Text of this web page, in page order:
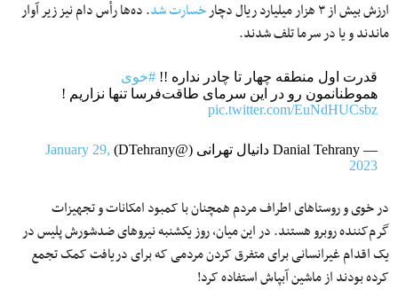
ارزش بیش از ۳ هزار میلیارد ریال دچار خسارت شد. ده‌ها رأس دام نیز زیر آوار
ماندند و یا در سرما تلف شدند.
قدرت اول منطقه چهار تا چادر نداره !! #خوی
هموطنانمون رو در این سرمای طاقت‌فرسا تنها نزاریم !
pic.twitter.com/EuNdHUCsbz
— Danial Tehrany دانیال تهرانی (@DTehrany)
January 29,
2023
در خوی و روستاهای اطراف مردم همچنان با کمبود امکانات و تجهیزات
گرم‌کننده روبرو هستند. در این میان، روز یکشنبه نیروهای ضدشورش پلیس در
یک اقدام غیرانسانی برای متفرق کردن مردمی که برای دریافت کمک تجمع
کرده بودند از ماشین آبپاش استفاده کرد!